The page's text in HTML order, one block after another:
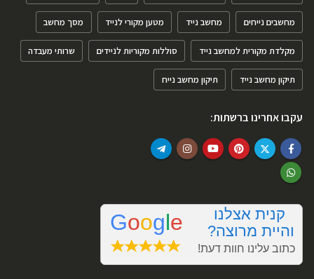
מחשבים נייחים מחשב נייד מטען מקורי לנייד מסך מחשב
מקלדת מקורית למחשב נייד סוללות מקוריות לניידים שרותי מעבדה
תיקון מחשב נייד תיקון מחשב נייח
עקבו אחרינו ברשתות: